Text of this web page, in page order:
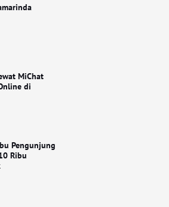
MiChat
di
Pengunjung
Ribu